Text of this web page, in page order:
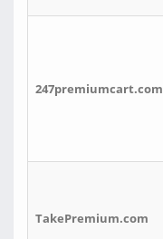
247premiumcart.com
TakePremium.com